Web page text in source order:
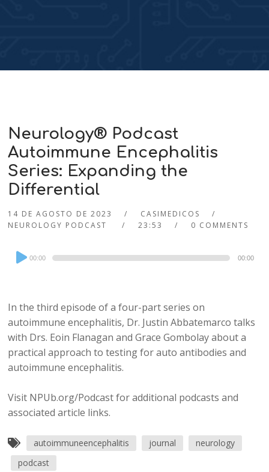
Neurology® Podcast
Autoimmune Encephalitis
Series: Expanding the
Differential
14 DE AGOSTO DE 2023
CASIMEDICOS
NEUROLOGY PODCAST
23:53 0 COMMENTS
Audio
Player
00:00 00:00
In the third episode of a four-part series on
autoimmune encephalitis, Dr. Justin Abbatemarco talks
with Drs. Eoin Flanagan and Grace Gombolay about a
practical approach to testing for auto antibodies and
autoimmune encephalitis.
Visit NPUb.org/Podcast for additional podcasts and
associated article links.
autoimmuneencephalitis journal
neurology
podcast